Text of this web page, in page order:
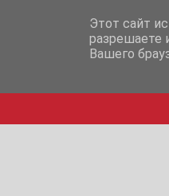
Этот сайт
разрешаете
Вашего